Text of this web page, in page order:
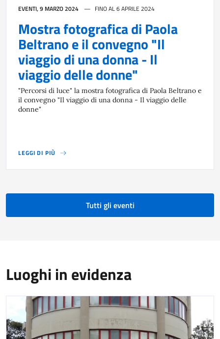
EVENTI, 9 MARZO 2024 FINO AL 6 APRILE 2024
Mostra fotografica di Paola
Beltrano e il convegno "Il
viaggio di una donna - Il
viaggio delle donne"
"Percorsi di luce" la mostra fotografica di Paola Beltrano e
il convegno "Il viaggio di una donna - Il viaggio delle
donne"
LEGGI DI PIÙ
Tutti gli eventi
Luoghi in evidenza